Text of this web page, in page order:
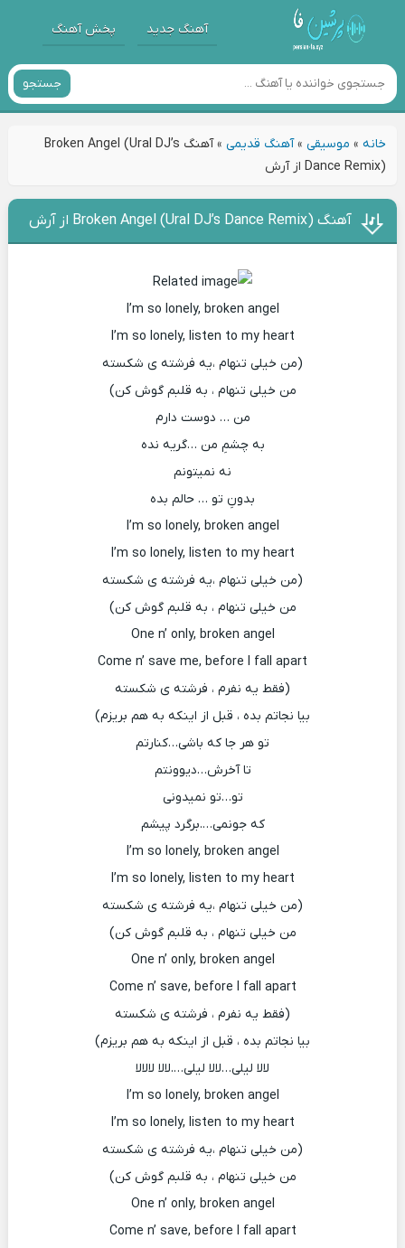
آهنگ جدید پخش آهنگ
جستجو
خانه» موسیقی»آهنگ قدیمی»
آهنگ Broken Angel (Ural DJ’s
Dance Remix) از آرش
آهنگ Broken Angel (Ural DJ’s Dance Remix) از آرش
I’m so lonely, broken angel
I’m so lonely, listen to my heart
(من خیلی تنهام ،یه فرشته ی شکسته
من خیلی تنهام ، به قلبم گوش کن)
من … دوست دارم
به چشمِ من …گریه نده
نه نمیتونم
بدونِ تو … حالم بده
I’m so lonely, broken angel
I’m so lonely, listen to my heart
(من خیلی تنهام ،یه فرشته ی شکسته
من خیلی تنهام ، به قلبم گوش کن)
One n’ only, broken angel
Come n’ save me, before I fall apart
(فقط یه نفرم ، فرشته ی شکسته
بیا نجاتم بده ، قبل از اینکه به هم بریزم)
تو هر جا که باشی…کنارتم
تا آخرش…دیوونتم
تو…تو نمیدونی
که جونمی….برگرد پیشم
I’m so lonely, broken angel
I’m so lonely, listen to my heart
(من خیلی تنهام ،یه فرشته ی شکسته
من خیلی تنهام ، به قلبم گوش کن)
One n’ only, broken angel
Come n’ save, before I fall apart
(فقط یه نفرم ، فرشته ی شکسته
بیا نجاتم بده ، قبل از اینکه به هم بریزم)
لالا لیلی…لالا لیلی….لالا لالالا
I’m so lonely, broken angel
I’m so lonely, listen to my heart
(من خیلی تنهام ،یه فرشته ی شکسته
من خیلی تنهام ، به قلبم گوش کن)
One n’ only, broken angel
Come n’ save, before I fall apart